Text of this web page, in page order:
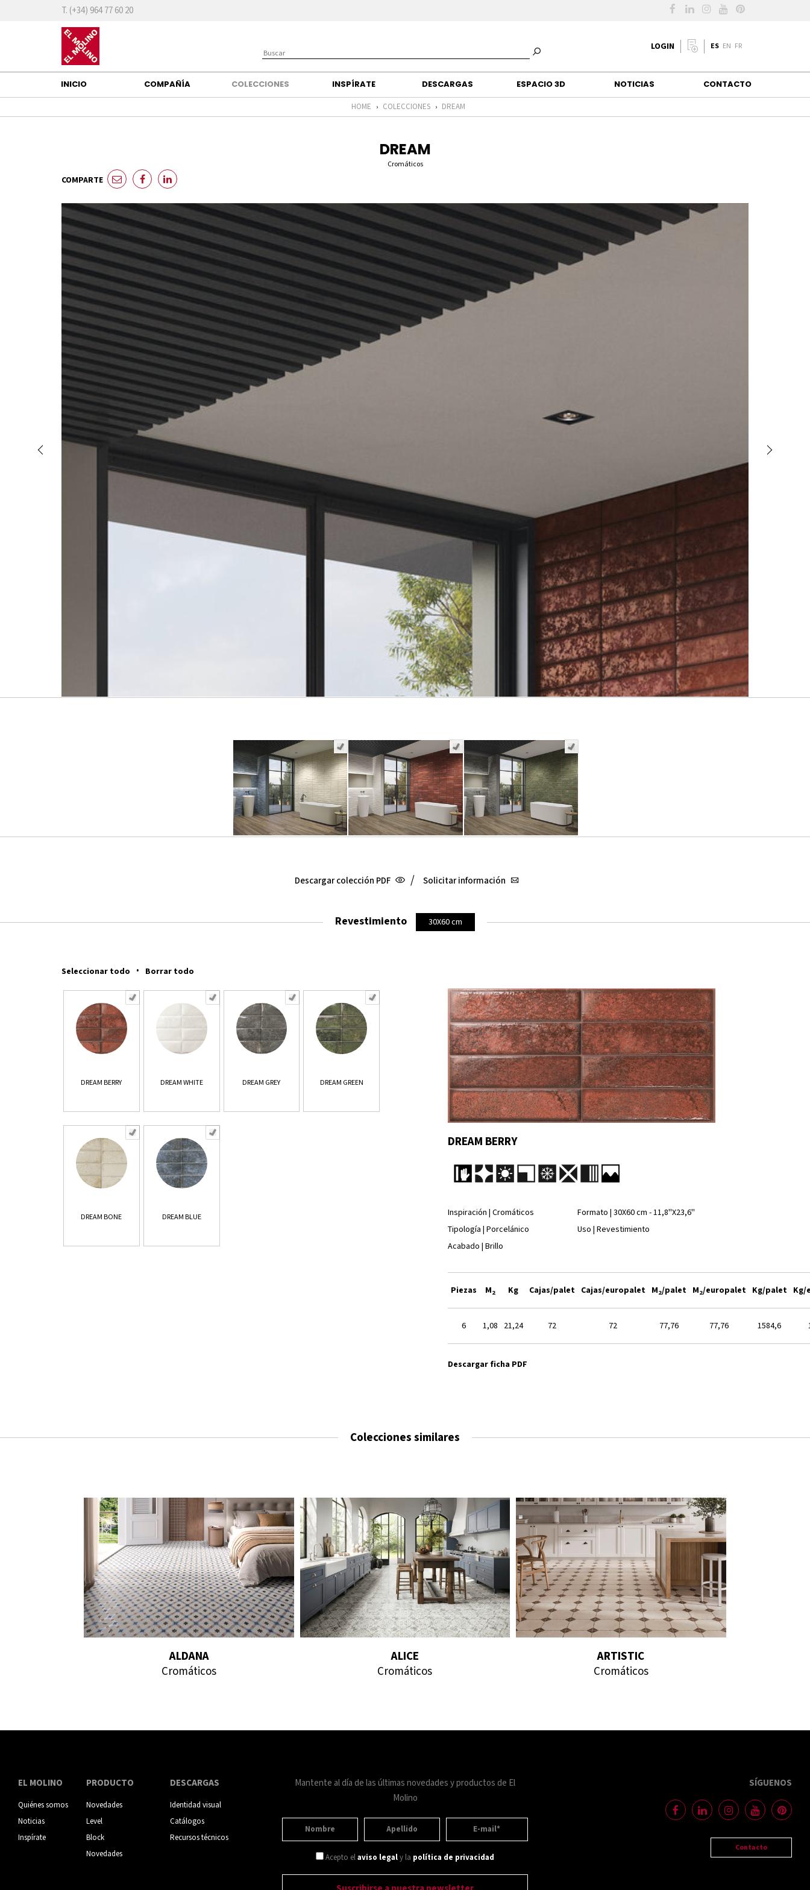
T. (+34) 964 77 60 20
ES EN FR
LOGIN
INICIO COMPAÑÍA COLECCIONES INSPÍRATE DESCARGAS ESPACIO 3D NOTICIAS CONTACTO
HOME › COLECCIONES › DREAM
DREAM
Cromáticos
COMPARTE
Descargar colección PDF / Solicitar información
Revestimiento 30X60 cm
Seleccionar todo · Borrar todo
DREAM BERRY DREAM WHITE DREAM GREY DREAM GREEN
DREAM BONE DREAM BLUE
DREAM BERRY
Inspiración | Cromáticos
Formato | 30X60 cm - 11,8''X23,6''
Tipología | Porcelánico
Uso | Revestimiento
Acabado | Brillo
Piezas M2 Kg Cajas/palet Cajas/europalet M2/palet M2/europalet Kg/palet Kg/
6 1,08 21,24 72 72 77,76 77,76 1584,6
Descargar ficha PDF
Colecciones similares
ALDANA
Cromáticos
ALICE
Cromáticos
ARTISTIC
Cromáticos
EL MOLINO
Quiénes somos
Noticias
Inspírate
PRODUCTO
Novedades
Level
Block
Novedades
DESCARGAS
Identidad visual
Catálogos
Recursos técnicos
Mantente al día de las últimas novedades y productos de El
Molino
Acepto elaviso legaly la política de privacidad
SÍGUENOS
Contacto